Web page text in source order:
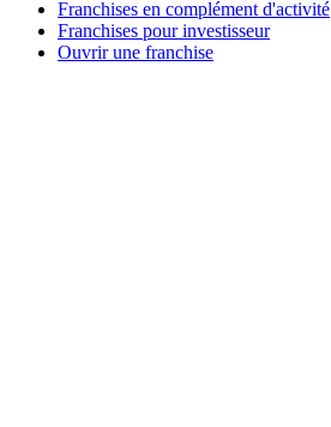
Franchises en complément d'activité
Franchises pour investisseur
Ouvrir une franchise